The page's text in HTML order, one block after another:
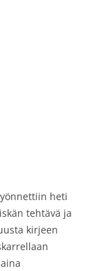
heti
tehtävä ja
kirjeen